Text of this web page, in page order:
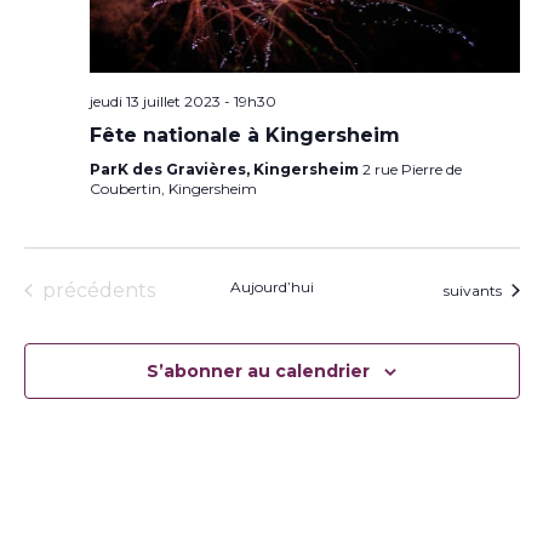
jeudi 13 juillet 2023 - 19h30
Fête nationale à Kingersheim
ParK des Gravières, Kingersheim 2 rue Pierre de
Coubertin, Kingersheim
Évènements
précédents Aujourd’hui Évènements
suivants
S’abonner au calendrier